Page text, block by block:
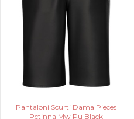
Pantaloni Scurti Dama Pieces
Pctinna Mw Pu Black